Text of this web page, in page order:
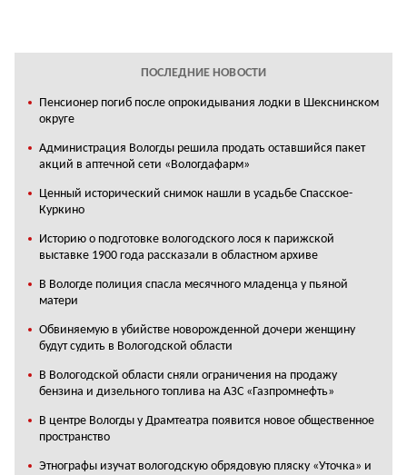
ПОСЛЕДНИЕ НОВОСТИ
Пенсионер погиб после опрокидывания лодки в Шекснинском
округе
Администрация Вологды решила продать оставшийся пакет
акций в аптечной сети «Вологдафарм»
Ценный исторический снимок нашли в усадьбе Спасское-
Куркино
Историю о подготовке вологодского лося к парижской
выставке 1900 года рассказали в областном архиве
В Вологде полиция спасла месячного младенца у пьяной
матери
Обвиняемую в убийстве новорожденной дочери женщину
будут судить в Вологодской области
В Вологодской области сняли ограничения на продажу
бензина и дизельного топлива на АЗС «Газпромнефть»
В центре Вологды у Драмтеатра появится новое общественное
пространство
Этнографы изучат вологодскую обрядовую пляску «Уточка» и